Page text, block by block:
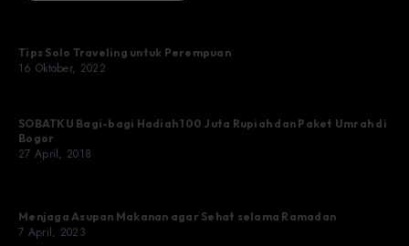
Tips Solo Traveling untuk Perempuan
16 Oktober, 2022
SOBATKU Bagi-bagi Hadiah 100 Juta Rupiah dan Paket Umrah di
Bogor
27 April, 2018
Menjaga Asupan Makanan agar Sehat selama Ramadan
7 April, 2023